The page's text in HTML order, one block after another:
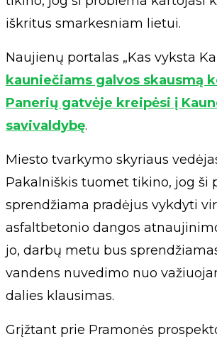
iškritus smarkesniam lietui.
Naujienų portalas „Kas vyksta
kauniečiams galvos skausmą
Panerių gatvėje kreipėsi į
savivaldybę.
Miesto tvarkymo skyriaus
Pakalniškis tuomet tikino, jog ši
sprendžiama pradėjus vykdyti
asfaltbetonio dangos
jo, darbų metu bus
vandens nuvedimo nuo
dalies klausimas.
Grįžtant prie Pramonės